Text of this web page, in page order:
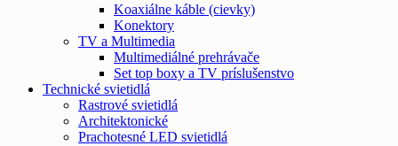
Koaxiálne káble (cievky)
Konektory
TV a Multimedia
Multimediálné prehrávače
Set top boxy a TV príslušenstvo
Technické svietidlá
Rastrové svietidlá
Architektonické
Prachotesné LED svietidlá